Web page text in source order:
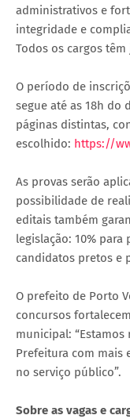
administrativos e
integridade e
Todos os cargos
O período de
segue até as 18h do
páginas distintas,
escolhido: https://
As provas serão
possibilidade de
editais também
legislação: 10% para
candidatos pretos e
O prefeito de Porto
concursos
municipal:
Prefeitura com mais
no serviço público”.
Sobre as vagas e